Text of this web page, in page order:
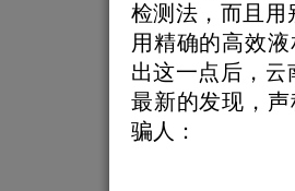
检测法，而且用
用精确的高效
出这一点后，
最新的发现，
骗人：